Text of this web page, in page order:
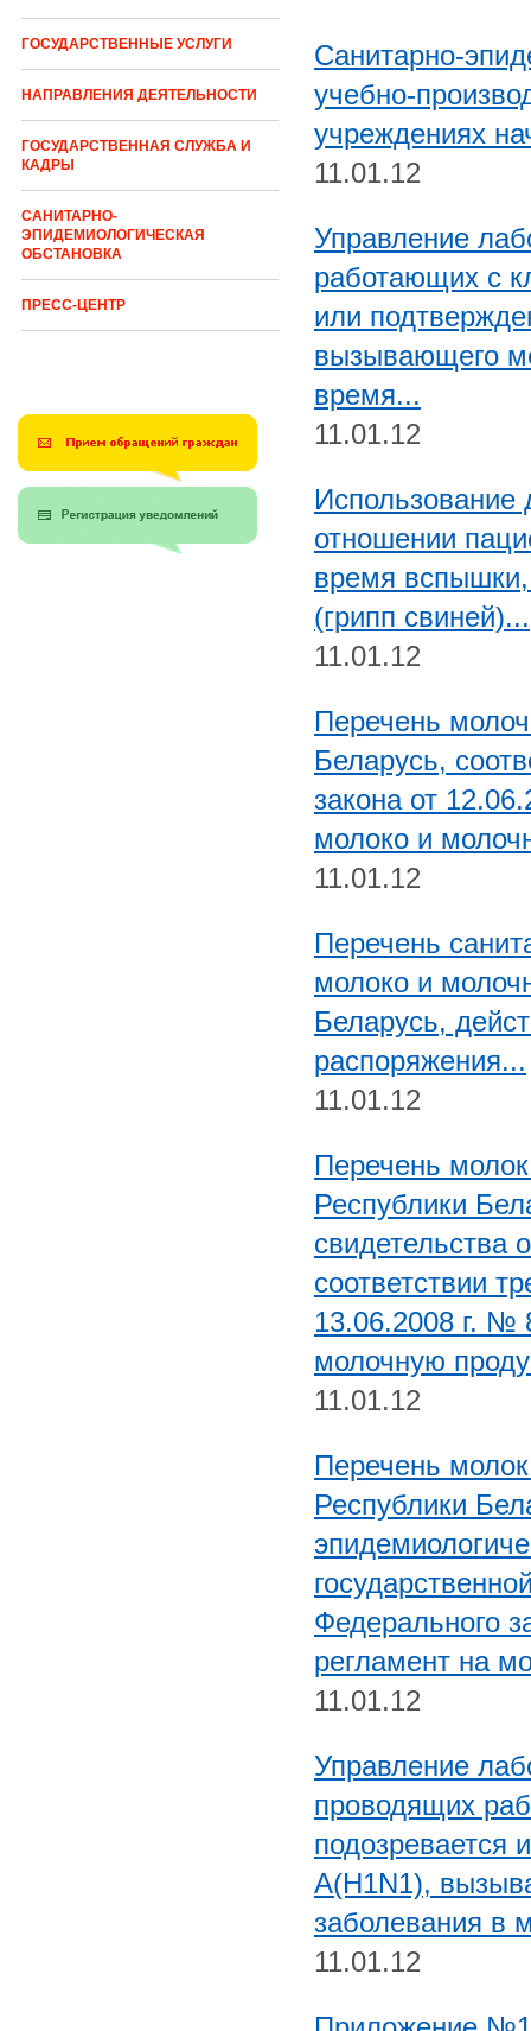
ГОСУДАРСТВЕННЫЕ УСЛУГИ
НАПРАВЛЕНИЯ ДЕЯТЕЛЬНОСТИ
ГОСУДАРСТВЕННАЯ СЛУЖБА И
КАДРЫ
САНИТАРНО-
ЭПИДЕМИОЛОГИЧЕСКАЯ
ОБСТАНОВКА
ПРЕСС-ЦЕНТР
Санитарно-
учебно-
учреждениях
11.01.12
Управление
работающих с
или
вызывающего
время...
11.01.12
Использование
отношении
время
(грипп свиней)...
11.01.12
Перечень
Беларусь,
закона от
молоко и
11.01.12
Перечень
молоко и
Беларусь,
распоряжения...
11.01.12
Перечень
Республики
свидетельства
соответствии
13.06.2008 г. №
молочную
11.01.12
Перечень
Республики
Федерального
регламент на
11.01.12
Управление
проводящих
подозревается
А(H1N1),
заболевания в
11.01.12